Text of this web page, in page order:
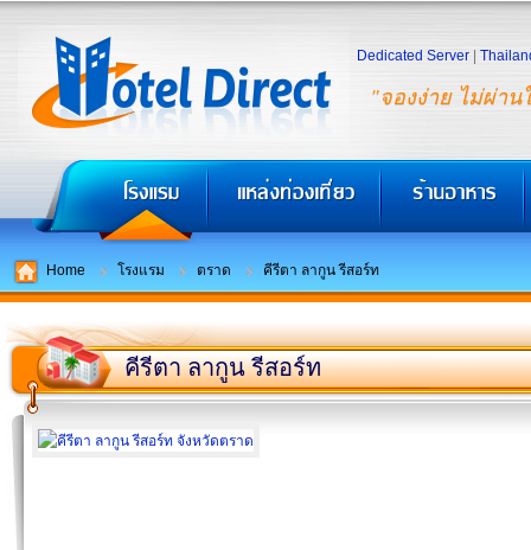
"จองง่าย ไม่ผ่าน
Dedicated Server
Home โรงแรม ตราด คีรีตา ลากูน รีสอร์ท
คีรีตา ลากูน รีสอร์ท